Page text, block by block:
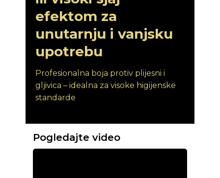
efektom za
unutarnju i vanjsku
upotrebu
Profesionalna boja protiv plijesni i
gljivica – idealna za visoke higijenske
standarde
Pogledajte video